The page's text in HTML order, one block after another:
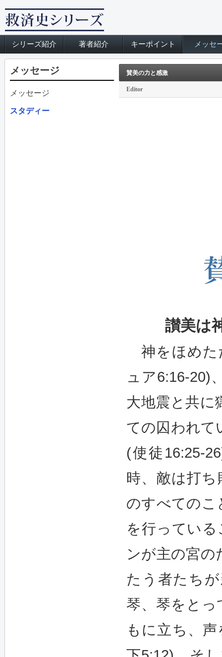
シリーズ紹介 著者紹介 キーポイント メッセ
メッセージ
メッセージ
スタディー
賛美の力と感激
Editor
讃美は
神をほめた
ュア6:16-20)
大地震と共に
ての囚われて
(使徒16:25-
時、敵は打ち
のすべてのこ
を行ってい
ンが主の宮の
たう者たち
琴、琴をと
もに立ち、